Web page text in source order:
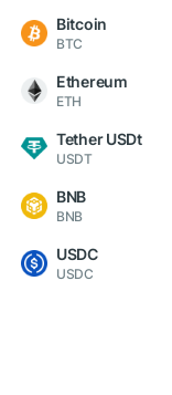
Bitcoin
BTC
Ethereum
ETH
Tether USDt
USDT
BNB
BNB
USDC
USDC